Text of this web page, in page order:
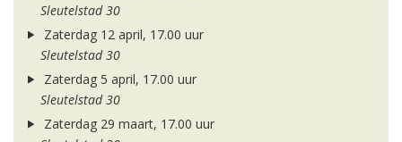
Sleutelstad 30
Zaterdag 12 april, 17.00 uur
Sleutelstad 30
Zaterdag 5 april, 17.00 uur
Sleutelstad 30
Zaterdag 29 maart, 17.00 uur